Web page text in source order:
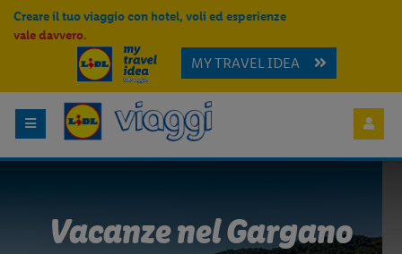
Creare il tuo viaggio con hotel, voli ed esperienze
vale davvero.
MY TRAVEL IDEA
Vacanze nel Gargano